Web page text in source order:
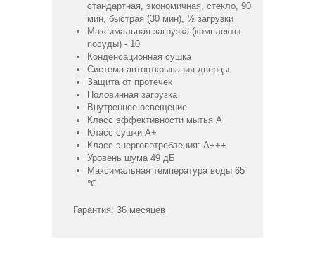
стандартная, экономичная, стекло, 90
мин, быстрая (30 мин), ½ загрузки
Максимальная загрузка (комплекты
посуды) - 10
Конденсационная сушка
Система автооткрывания дверцы
Защита от протечек
Половинная загрузка
Внутреннее освещение
Класс эффективности мытья А
Класс сушки А+
Класс энергопотребления: А+++
Уровень шума 49 дБ
Максимальная температура воды 65
℃
Гарантия: 36 месяцев